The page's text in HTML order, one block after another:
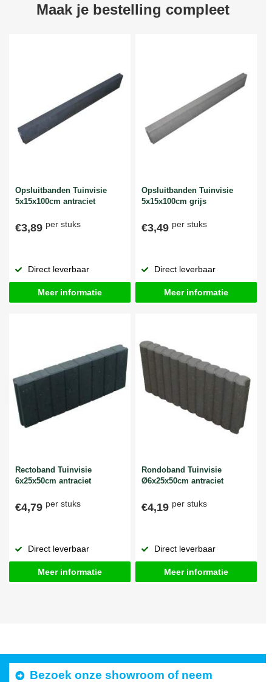
Maak je bestelling compleet
Opsluitbanden Tuinvisie
5x15x100cm antraciet
€3,89 per stuks
Direct leverbaar
Meer informatie
Opsluitbanden Tuinvisie
5x15x100cm grijs
€3,49 per stuks
Direct leverbaar
Meer informatie
Rectoband Tuinvisie
6x25x50cm antraciet
€4,79 per stuks
Direct leverbaar
Meer informatie
Rondoband Tuinvisie
Ø6x25x50cm antraciet
€4,19 per stuks
Direct leverbaar
Meer informatie
Bezoek onze showroom of neem